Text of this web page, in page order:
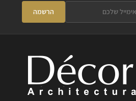
הרשמה